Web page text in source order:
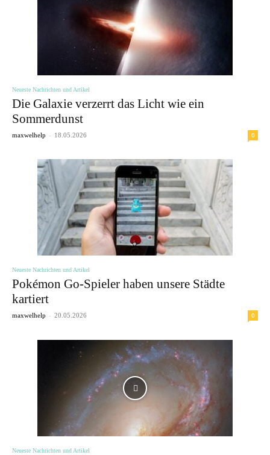
Neueste Nachrichten und Artikel
Die Galaxie verzerrt das Licht wie ein
Sommerdunst
maxwelhelp - 18.05.2026 0
Neueste Nachrichten und Artikel
Pokémon Go-Spieler haben unsere Städte
kartiert
maxwelhelp - 20.05.2026 0
Neueste Nachrichten und Artikel